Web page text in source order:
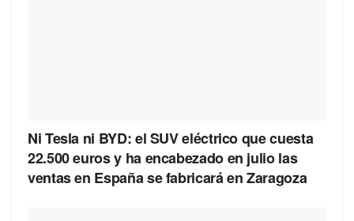
Ni Tesla ni BYD: el SUV eléctrico que cuesta
22.500 euros y ha encabezado en julio las
ventas en España se fabricará en Zaragoza